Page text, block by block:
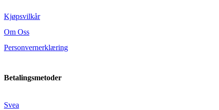
Kjøpsvilkår
Om Oss
Personvernerklæring
Betalingsmetoder
Svea